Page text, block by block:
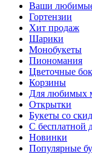
Ваши
Гортензии
Хит продаж
Шарики
Монобукеты
Пиономания
Цветочные
Корзины
Для любимых
Открытки
Букеты со
С бесплатной
Новинки
Популярные